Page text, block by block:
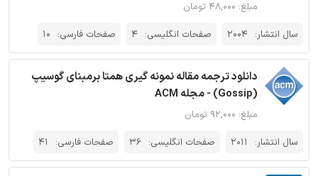
مبلغ: ۴۸,۰۰۰ تومان
سال انتشار: 2004 صفحات انگلیسی: 4 صفحات فارسی: 10
دانلود ترجمه مقاله نمونه گیری همتا برمبنای گوسیپ
(Gossip) - مجله ACM
مبلغ: ۹۲,۰۰۰ تومان
سال انتشار:
2011 صفحات انگلیسی: 36 صفحات فارسی: 41